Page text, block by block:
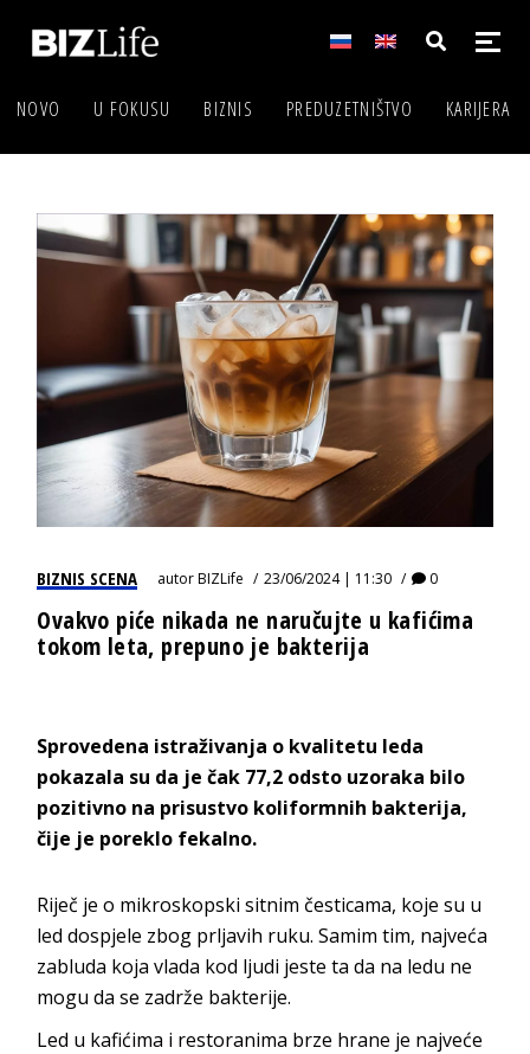
NOVO U FOKUSU BIZNIS PREDUZETNIŠTVO KARIJERA
BIZNIS SCENA autorBIZLife 23/06/2024 | 11:30 0
Ovakvo piće nikada ne naručujte u kafićima
tokom leta, prepuno je bakterija
Sprovedena istraživanja o kvalitetu leda
pokazala su da je čak 77,2 odsto uzoraka bilo
pozitivno na prisustvo koliformnih bakterija,
čije je poreklo fekalno.
Riječ je o mikroskopski sitnim česticama, koje su u
led dospjele zbog prljavih ruku. Samim tim, najveća
zabluda koja vlada kod ljudi jeste ta da na ledu ne
mogu da se zadrže bakterije.
Led u kafićima i restoranima brze hrane je najveće